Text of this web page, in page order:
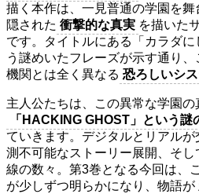
描く本作は、一見普通の学園を
隠された 衝撃的な真実 を描いた
です。タイトルにある「カラダ
う謎めいたフレーズが示す通り
機関とは全く異なる 恐ろしいシ
主人公たちは、この異常な学園の
「HACKING GHOST」という謎
ていきます。デジタルとリアル
測不可能なストーリー展開、そ
線の数々。第3巻となる今回は、
が少しずつ明らかになり、物語が